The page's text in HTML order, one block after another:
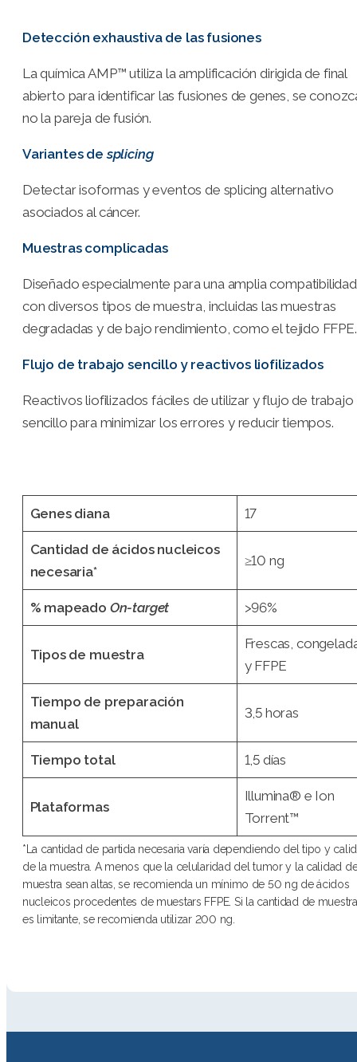
Detección exhaustiva de las fusiones
La química AMP™ utiliza la amplificación dirigida de final
abierto para identificar las fusiones de genes, se
no la pareja de fusión.
Variantes desplicing
Detectar isoformas y eventos de splicing alternativo
asociados al cáncer.
Muestras complicadas
Diseñado especialmente para una amplia compatibilidad
con diversos tipos de muestra, incluidas las muestras
degradadas y de bajo rendimiento, como el tejido FFPE.
Flujo de trabajo sencillo y reactivos liofilizados
Reactivos liofilizados fáciles de utilizar y flujo de trabajo
sencillo para minimizar los errores y reducir tiempos.
Genes diana 17
Cantidad de ácidos nucleicos
necesaria*
≥10 ng
% mapeado On-target >96%
Tipos de muestra
Frescas,
y FFPE
Tiempo de preparación
manual
3,5 horas
Tiempo total 1,5 días
Plataformas
Illumina® e Ion
Torrent™
*La cantidad de partida necesaria varía dependiendo del tipo y
de la muestra. A menos que la celularidad del tumor y la calidad
muestra sean altas, se recomienda un mínimo de 50 ng de ácidos
nucleicos procedentes de muestars FFPE. Si la cantidad de
es limitante, se recomienda utilizar 200 ng.